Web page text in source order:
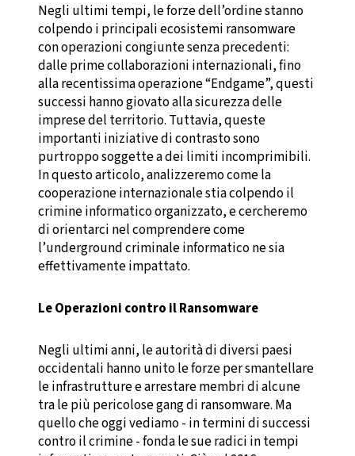
Negli ultimi tempi, le forze dell’ordine stanno
colpendo i principali ecosistemi ransomware
con operazioni congiunte senza precedenti:
dalle prime collaborazioni internazionali, fino
alla recentissima operazione “Endgame”, questi
successi hanno giovato alla sicurezza delle
imprese del territorio. Tuttavia, queste
importanti iniziative di contrasto sono
purtroppo soggette a dei limiti incomprimibili.
In questo articolo, analizzeremo come la
cooperazione internazionale stia colpendo il
crimine informatico organizzato, e cercheremo
di orientarci nel comprendere come
l’underground criminale informatico ne sia
effettivamente impattato.
Le Operazioni contro il Ransomware
Negli ultimi anni, le autorità di diversi paesi
occidentali hanno unito le forze per smantellare
le infrastrutture e arrestare membri di alcune
tra le più pericolose gang di ransomware. Ma
quello che oggi vediamo - in termini di successi
contro il crimine - fonda le sue radici in tempi